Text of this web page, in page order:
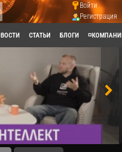
Войти
Регистрация
СТАТЬИ БЛОГИ